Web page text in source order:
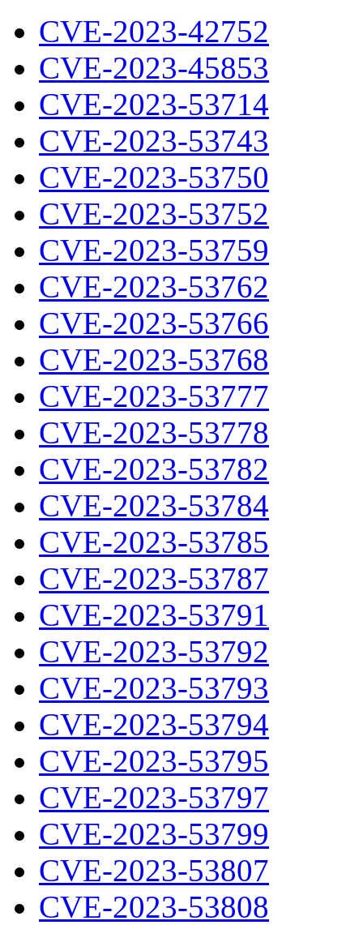
CVE-2023-42752
CVE-2023-45853
CVE-2023-53714
CVE-2023-53743
CVE-2023-53750
CVE-2023-53752
CVE-2023-53759
CVE-2023-53762
CVE-2023-53766
CVE-2023-53768
CVE-2023-53777
CVE-2023-53778
CVE-2023-53782
CVE-2023-53784
CVE-2023-53785
CVE-2023-53787
CVE-2023-53791
CVE-2023-53792
CVE-2023-53793
CVE-2023-53794
CVE-2023-53795
CVE-2023-53797
CVE-2023-53799
CVE-2023-53807
CVE-2023-53808